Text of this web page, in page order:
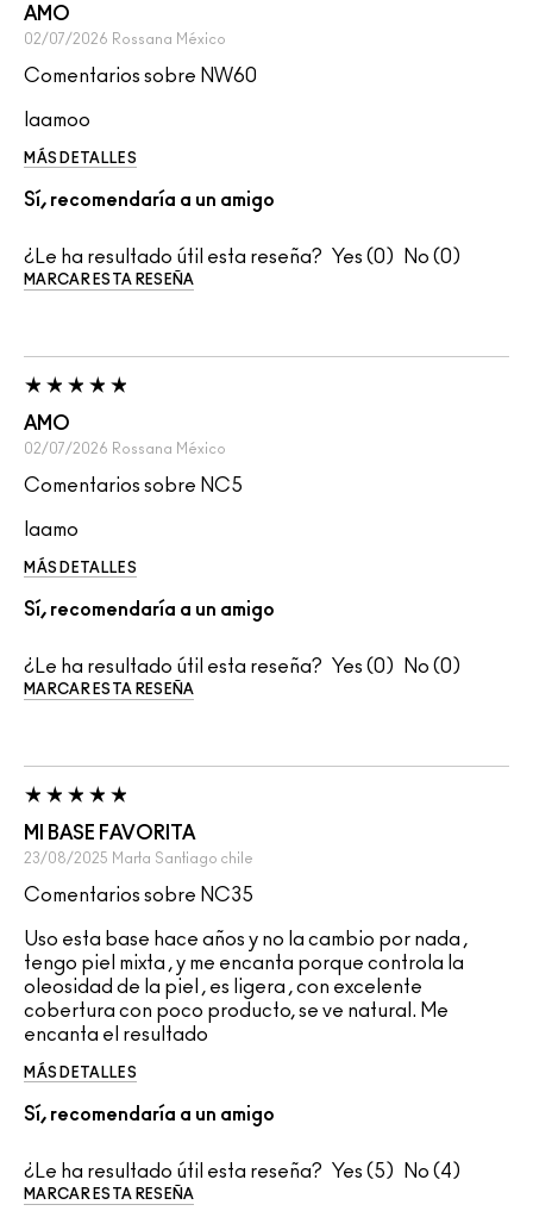
AMO
02/07/2026 Rossana México
Comentarios sobre NW60
laamoo
MÁS DETALLES
Sí, recomendaría a un amigo
¿Le ha resultado útil esta reseña? 0 0
MARCAR ESTA RESEÑA
AMO
02/07/2026 Rossana México
Comentarios sobre NC5
laamo
MÁS DETALLES
Sí, recomendaría a un amigo
¿Le ha resultado útil esta reseña? 0 0
MARCAR ESTA RESEÑA
MI BASE FAVORITA
23/08/2025 Marta Santiago chile
Comentarios sobre NC35
Uso esta base hace años y no la cambio por nada ,
tengo piel mixta , y me encanta porque controla la
oleosidad de la piel , es ligera , con excelente
cobertura con poco producto, se ve natural. Me
encanta el resultado
MÁS DETALLES
Sí, recomendaría a un amigo
¿Le ha resultado útil esta reseña? 5 4
MARCAR ESTA RESEÑA